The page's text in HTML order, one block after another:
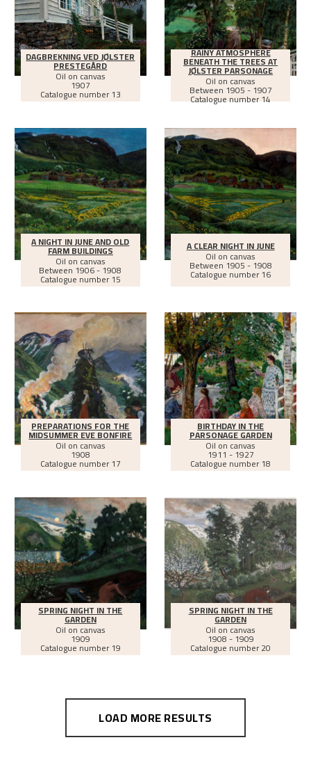
DAGBREKNING VED JØLSTER
PRESTEGÅRD
Oil on canvas
1907
Catalogue number 13
RAINY ATMOSPHERE
BENEATH THE TREES AT
JØLSTER PARSONAGE
Oil on canvas
Between 1905 - 1907
Catalogue number 14
A NIGHT IN JUNE AND OLD
FARM BUILDINGS
Oil on canvas
Between 1906 - 1908
Catalogue number 15
A CLEAR NIGHT IN JUNE
Oil on canvas
Between 1905 - 1908
Catalogue number 16
PREPARATIONS FOR THE
MIDSUMMER EVE BONFIRE
Oil on canvas
1908
Catalogue number 17
BIRTHDAY IN THE
PARSONAGE GARDEN
Oil on canvas
1911 - 1927
Catalogue number 18
SPRING NIGHT IN THE
GARDEN
Oil on canvas
1909
Catalogue number 19
SPRING NIGHT IN THE
GARDEN
Oil on canvas
1908 - 1909
Catalogue number 20
LOAD MORE RESULTS